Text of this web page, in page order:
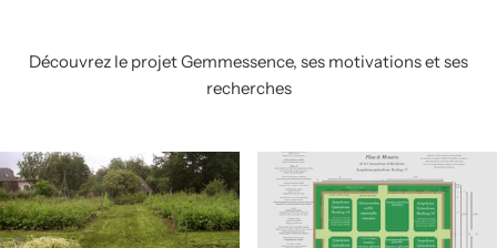
Découvrez le projet Gemmessence, ses motivations et ses
recherches